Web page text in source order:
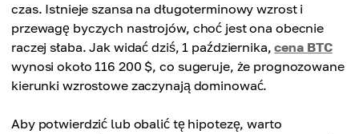
czas. Istnieje szansa na długoterminowy wzrost i
przewagę byczych nastrojów, choć jest ona obecnie
raczej słaba. Jak widać dziś, 1 października,cena BTC
wynosi około 116 200 $, co sugeruje, że prognozowane
kierunki wzrostowe zaczynają dominować.
Aby potwierdzić lub obalić tę hipotezę, warto